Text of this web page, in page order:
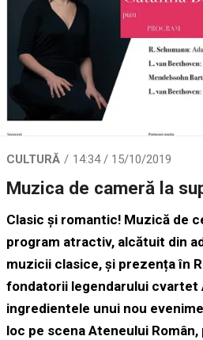
CULTURĂ 14:34 / 15/10/2019
Muzica de cameră la
Clasic și romantic! Muzică de
program atractiv, alcătuit din
muzicii clasice, și prezența în
fondatorii legendarului cvartet
ingredientele unui nou
loc pe scena Ateneului Român,